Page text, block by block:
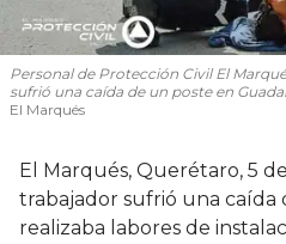
Personal de Protección Civil El
sufrió una caída de un poste en
El Marqués
El Marqués, Querétaro, 5
trabajador sufrió una caída
realizaba labores de